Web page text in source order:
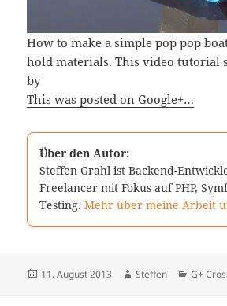
How to make a simple pop pop
hold materials. This video tutorial
by
This was posted on Google+…
Über den Autor:
Steffen Grahl ist Backend-
Freelancer mit Fokus auf PHP,
Testing.Mehr über meine Arbeit
Veröffentlicht
11. August 2013 Autor
Steffen G+